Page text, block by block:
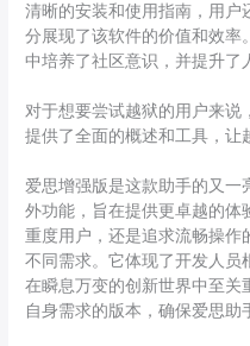
清晰的安装和使用指南，用户
分展现了该软件的价值和效率
中培养了社区意识，并提升了
对于想要尝试越狱的用户来说
提供了全面的概述和工具，让
爱思增强版是这款助手的又一
外功能，旨在提供更卓越的体
重度用户，还是追求流畅操作
不同需求。它体现了开发人员
在瞬息万变的创新世界中至关
自身需求的版本，确保爱思助